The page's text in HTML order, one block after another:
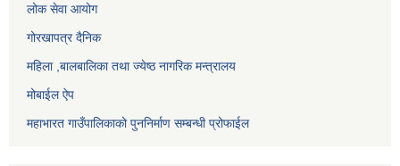
लोक सेवा आयोग
गोरखापत्र दैनिक
महिला ,बालबालिका तथा ज्येष्ठ नागरिक मन्त्रालय
मोबाईल ऐप
महाभारत गाउँपालिकाको पुननिर्माण सम्बन्धी प्रोफाईल